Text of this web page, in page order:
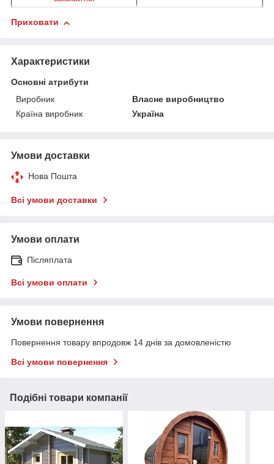
Приховати
Характеристики
Основні атрибути
Виробник
Власне виробництво
Країна виробник
Україна
Умови доставки
Нова Пошта
Всі умови доставки
Умови оплати
Післяплата
Всі умови оплати
Умови повернення
Повернення товару впродовж 14 днів за домовленістю
Всі умови повернення
Подібні товари компанії